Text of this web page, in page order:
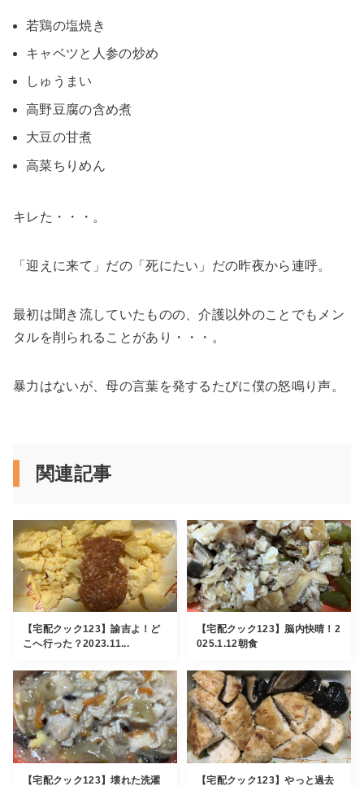
若鶏の塩焼き
キャベツと人参の炒め
しゅうまい
高野豆腐の含め煮
大豆の甘煮
高菜ちりめん
キレた・・・。
「迎えに来て」だの「死にたい」だの昨夜から連呼。
最初は聞き流していたものの、介護以外のことでもメン
タルを削られることがあり・・・。
暴力はないが、母の言葉を発するたびに僕の怒鳴り声。
関連記事
【宅配クック123】諭吉よ！ど
こへ行った？2023.11...
【宅配クック123】脳内快晴！2
025.1.12朝食
【宅配クック123】壊れた洗濯 【宅配クック123】やっと過去